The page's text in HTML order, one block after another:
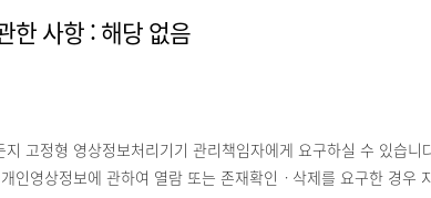
한 사항 : 해당 없음
고정형 영상정보처리기기 관리책임자에게 요구하실 수 있습
영상정보에 관하여 열람 또는 존재확인ㆍ삭제를 요구한 경우